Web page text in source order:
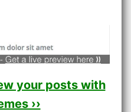
your posts with
››